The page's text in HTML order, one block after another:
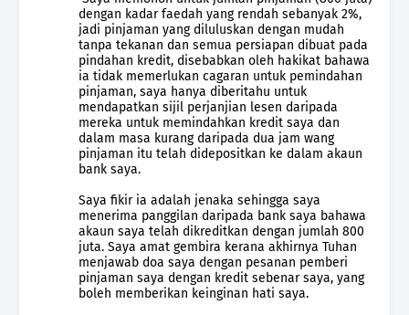
dengan kadar faedah yang rendah sebanyak 2%,
jadi pinjaman yang diluluskan dengan mudah
tanpa tekanan dan semua persiapan dibuat pada
pindahan kredit, disebabkan oleh hakikat bahawa
ia tidak memerlukan cagaran untuk pemindahan
pinjaman, saya hanya diberitahu untuk
mendapatkan sijil perjanjian lesen daripada
mereka untuk memindahkan kredit saya dan
dalam masa kurang daripada dua jam wang
pinjaman itu telah didepositkan ke dalam akaun
bank saya.
Saya fikir ia adalah jenaka sehingga saya
menerima panggilan daripada bank saya bahawa
akaun saya telah dikreditkan dengan jumlah 800
juta. Saya amat gembira kerana akhirnya Tuhan
menjawab doa saya dengan pesanan pemberi
pinjaman saya dengan kredit sebenar saya, yang
boleh memberikan keinginan hati saya.